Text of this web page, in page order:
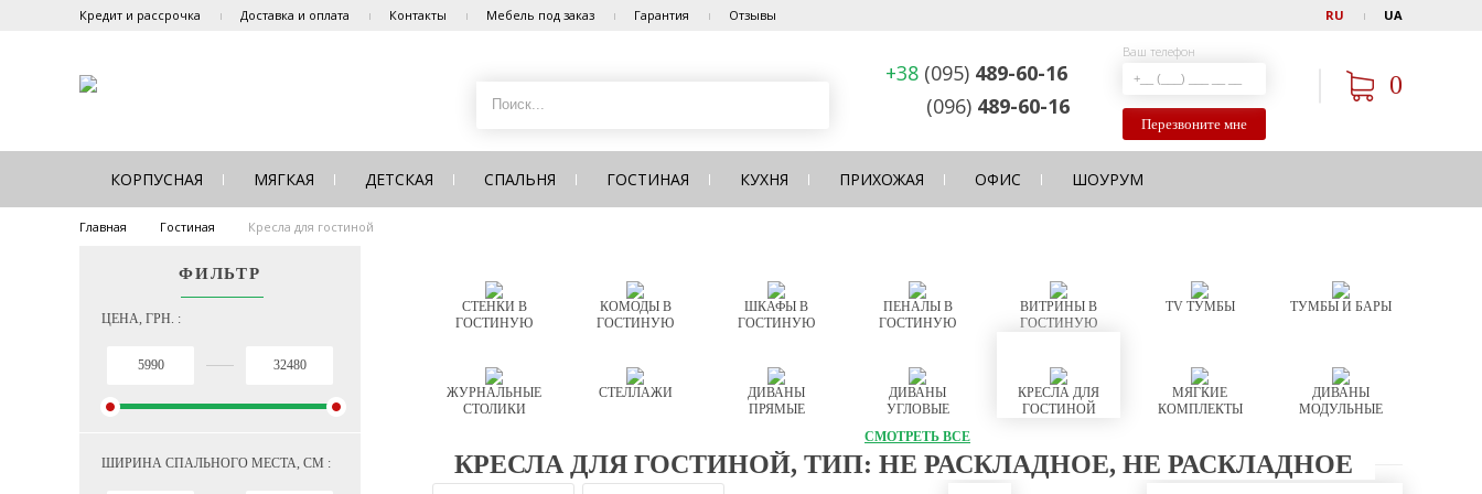
Кредит и рассрочка Доставка и оплата Контакты Мебель под заказ Гарантия Отзывы RU UA
+38 (095) 489-60-16
(096) 489-60-16
Ваш телефон
Перезвоните мне
0
КОРПУСНАЯ МЯГКАЯ ДЕТСКАЯ СПАЛЬНЯ ГОСТИНАЯ КУХНЯ ПРИХОЖАЯ ОФИС ШОУРУМ
Главная Гостиная Кресла для гостиной
ФИЛЬТР
ЦЕНА, ГРН. :
ШИРИНА СПАЛЬНОГО МЕСТА, СМ :
СТЕНКИ В
ГОСТИНУЮ
КОМОДЫ В
ГОСТИНУЮ
ШКАФЫ В
ГОСТИНУЮ
ПЕНАЛЫ В
ГОСТИНУЮ
ВИТРИНЫ В
ГОСТИНУЮ
TV ТУМБЫ ТУМБЫ И БАРЫ
ЖУРНАЛЬНЫЕ
СТОЛИКИ
СТЕЛЛАЖИ
ДИВАНЫ
ПРЯМЫЕ
ДИВАНЫ
УГЛОВЫЕ
КРЕСЛА ДЛЯ
ГОСТИНОЙ
МЯГКИЕ
КОМПЛЕКТЫ
ДИВАНЫ
МОДУЛЬНЫЕ
СМОТРЕТЬ ВСЕ
КРЕСЛА ДЛЯ ГОСТИНОЙ, ТИП: НЕ РАСКЛАДНОЕ, НЕ РАСКЛАДНОЕ